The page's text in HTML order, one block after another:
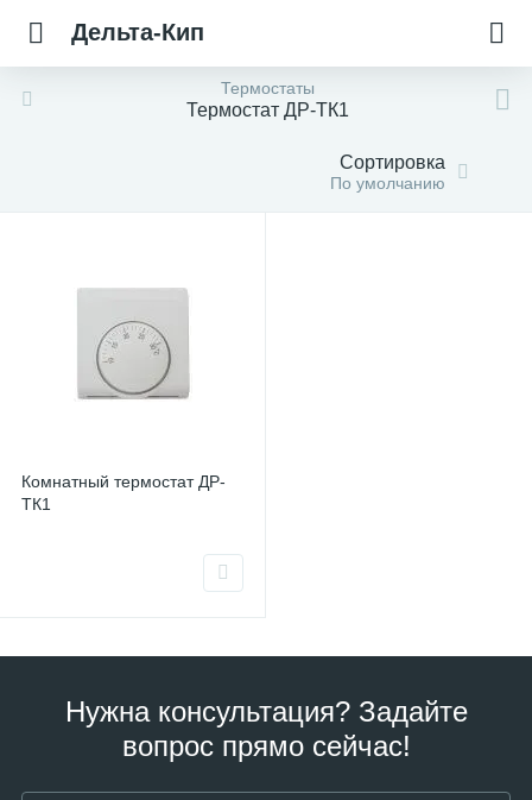
Дельта-Кип
Термостаты
Термостат ДР-ТК1
Сортировка
По умолчанию
Комнатный термостат ДР-
ТК1
Нужна консультация? Задайте
вопрос прямо сейчас!